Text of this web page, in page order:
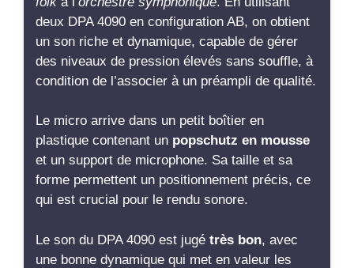
deux DPA 4090 en configuration AB, on obtient
un son riche et dynamique, capable de gérer
des niveaux de pression élevés sans souffle, à
condition de l’associer à un préampli de qualité.
Le micro arrive dans un petit boîtier en
plastique contenant un popschutz en mousse
et un support de microphone. Sa taille et sa
forme permettent un positionnement précis, ce
qui est crucial pour le rendu sonore.
Le son du DPA 4090 est jugé très bon, avec
une bonne dynamique qui met en valeur les